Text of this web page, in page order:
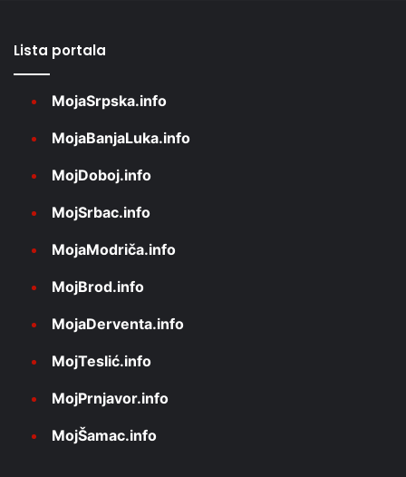
Lista portala
MojaSrpska.info
MojaBanjaLuka.info
MojDoboj.info
MojSrbac.info
MojaModriča.info
MojBrod.info
MojaDerventa.info
MojTeslić.info
MojPrnjavor.info
MojŠamac.info